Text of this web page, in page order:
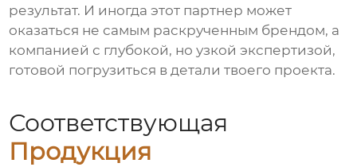
результат. И иногда этот партнер может
оказаться не самым раскрученным брендом, а
компанией с глубокой, но узкой экспертизой,
готовой погрузиться в детали твоего проекта.
Соответствующая
Продукция